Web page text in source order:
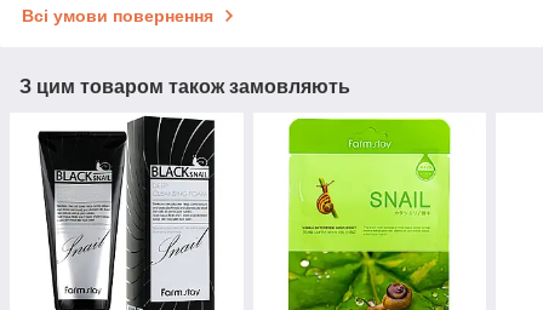
Всі умови повернення
З цим товаром також замовляють